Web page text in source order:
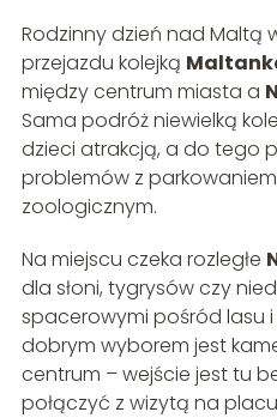
Rodzinny dzień nad Maltą
przejazdu kolejką
między centrum miasta a
Sama podróż niewielką
dzieci atrakcją, a do tego
problemów z
zoologicznym.
Na miejscu czeka rozległe
dla słoni, tygrysów czy
spacerowymi pośród lasu
dobrym wyborem jest
centrum – wejście jest tu
połączyć z wizytą na